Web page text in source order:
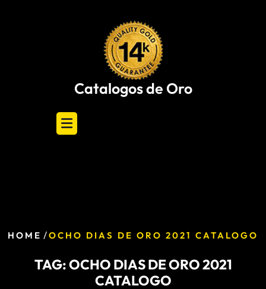
Catalogos de Oro
HOME /OCHO DIAS DE ORO 2021 CATALOGO
TAG:OCHO DIAS DE ORO 2021
CATALOGO